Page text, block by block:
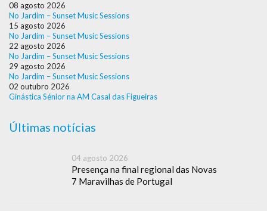
08 agosto 2026
No Jardim – Sunset Music Sessions
15 agosto 2026
No Jardim – Sunset Music Sessions
22 agosto 2026
No Jardim – Sunset Music Sessions
29 agosto 2026
No Jardim – Sunset Music Sessions
02 outubro 2026
Ginástica Sénior na AM Casal das Figueiras
Últimas notícias
04 agosto 2026
Presença na final regional das Novas
7 Maravilhas de Portugal